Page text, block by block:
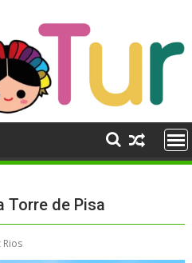
Torre de Pisa
Rios